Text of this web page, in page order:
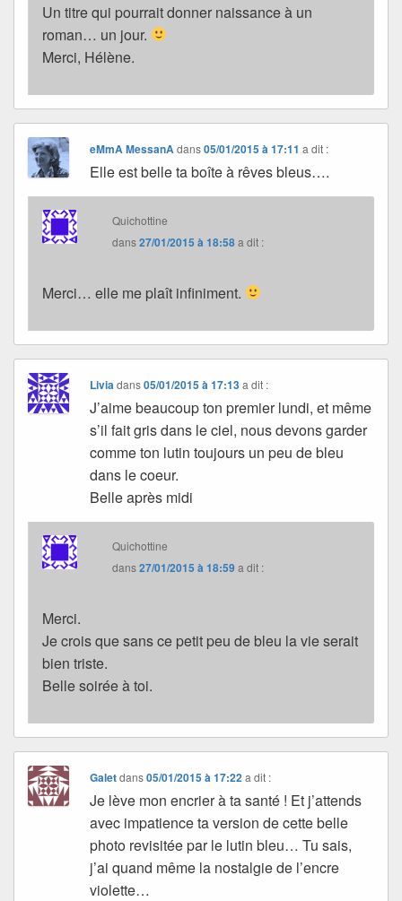
Un titre qui pourrait donner naissance à un
roman… un jour.
Merci, Hélène.
eMmA MessanA dans05/01/2015 à 17:11 a dit :
Elle est belle ta boîte à rêves bleus….
Quichottine
dans27/01/2015 à 18:58a dit :
Merci… elle me plaît infiniment.
Livia dans05/01/2015 à 17:13 a dit :
J’aime beaucoup ton premier lundi, et même
s’il fait gris dans le ciel, nous devons garder
comme ton lutin toujours un peu de bleu
dans le coeur.
Belle après midi
Quichottine
dans27/01/2015 à 18:59a dit :
Merci.
Je crois que sans ce petit peu de bleu la vie serait
bien triste.
Belle soirée à toi.
Galetdans05/01/2015 à 17:22 a dit :
Je lève mon encrier à ta santé ! Et j’attends
avec impatience ta version de cette belle
photo revisitée par le lutin bleu… Tu sais,
j’ai quand même la nostalgie de l’encre
violette…